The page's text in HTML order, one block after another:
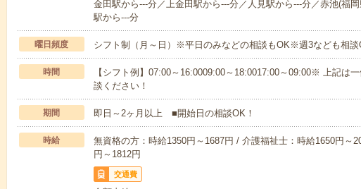
金田駅から---分／上金田駅から---分／人見駅から---分／赤池(福
駅から---分
曜日頻度 シフト制（月～日）※平日のみなどの相談もOK※週3なども相談
時間
【シフト例】07:00～16:0009:00～18:0017:00～09:00※ 上記は
談ください！
期間 即日～2ヶ月以上 ■開始日の相談OK！
時給
無資格の方：時給1350円～1687円 / 介護福祉士：時給1650円～
円～1812円
交通費